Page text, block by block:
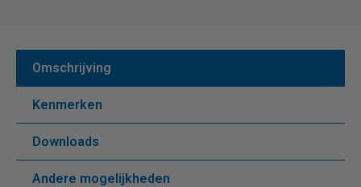
Omschrijving
Kenmerken
Downloads
Andere mogelijkheden